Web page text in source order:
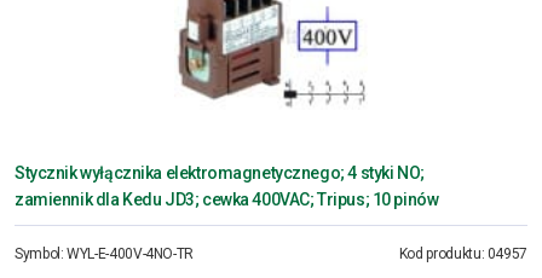
Stycznik wyłącznika elektromagnetycznego; 4 styki NO;
zamiennik dla Kedu JD3; cewka 400VAC; Tripus; 10 pinów
Symbol:WYL-E-400V-4NO-TR Kod produktu: 04957